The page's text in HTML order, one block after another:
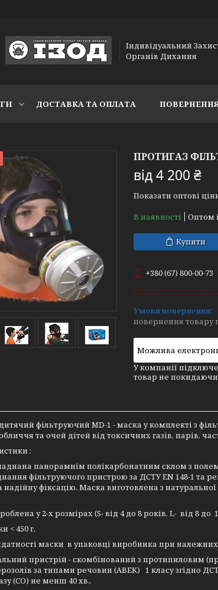
Індивідуальний
Органів Дихання
ДОСТАВКА ТА ОПЛАТА
ПРОТИГАЗ
від4 200 ₴
Показати оптові
В наявності
Оптом
Купити
+380 (67) 800-00-73
повернення товару
У компанії
товар не покидаючи
фільтруючий MD-1 - маска у комплекті з
та очей дітей від токсичних газів, парів,
:
панорамнім полікарбонатним склом з
фільтруючого пристрою за ДСТУ EN 148-1
фіксацію. Маска виготовлена з
у 2-х розмірах (S- від 4 до 8 років, L- від 8 до
< 450 г.
маски в упаковці виробника при
пристрій - скомбінований з протипиловим
за типами речовин (АВЕК) 1 класу згідно
(СО) не менш 40 хв..